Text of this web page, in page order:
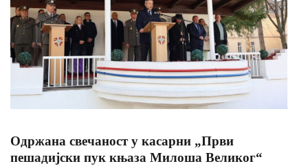
Одржана свечаност у касарни „Први
пешадиjски пук књаза Милоша Великог“